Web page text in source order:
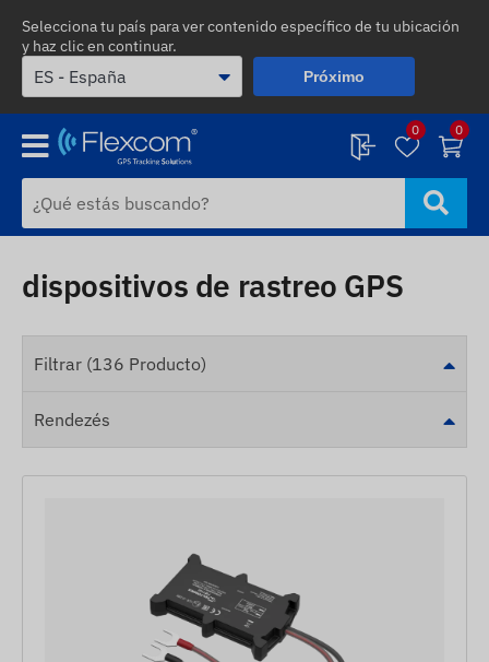
Selecciona tu país para ver contenido específico de tu ubicación
y haz clic en continuar.
Próximo
0 0
dispositivos de rastreo GPS
Filtrar (136 Producto)
Rendezés